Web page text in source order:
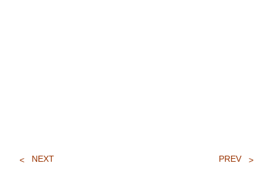
NEXT PREV